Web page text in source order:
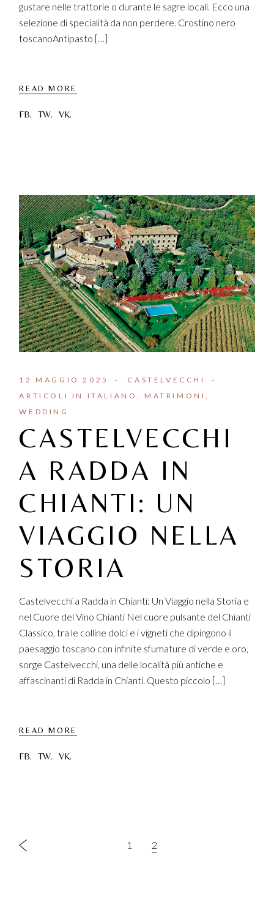
gustare nelle trattorie o durante le sagre locali. Ecco una
selezione di specialità da non perdere. Crostino nero
toscanoAntipasto […]
READ MORE
FB. TW. VK.
12 MAGGIO 2025
CASTELVECCHI
ARTICOLI IN ITALIANO
MATRIMONI
WEDDING
CASTELVECCHI
A RADDA IN
CHIANTI: UN
VIAGGIO NELLA
STORIA
Castelvecchi a Radda in Chianti: Un Viaggio nella Storia e
nel Cuore del Vino Chianti Nel cuore pulsante del Chianti
Classico, tra le colline dolci e i vigneti che dipingono il
paesaggio toscano con infinite sfumature di verde e oro,
sorge Castelvecchi, una delle località più antiche e
affascinanti di Radda in Chianti. Questo piccolo […]
READ MORE
FB. TW. VK.
1 2